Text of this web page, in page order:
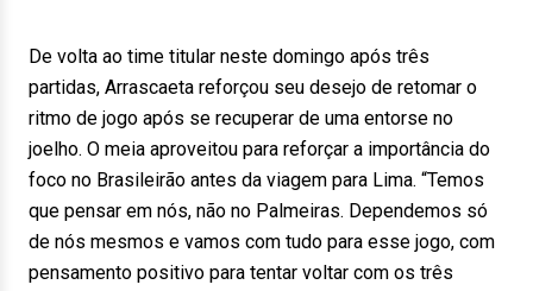
De volta ao time titular neste domingo após três
partidas, Arrascaeta reforçou seu desejo de retomar o
ritmo de jogo após se recuperar de uma entorse no
joelho. O meia aproveitou para reforçar a importância do
foco no Brasileirão antes da viagem para Lima. “Temos
que pensar em nós, não no Palmeiras. Dependemos só
de nós mesmos e vamos com tudo para esse jogo, com
pensamento positivo para tentar voltar com os três